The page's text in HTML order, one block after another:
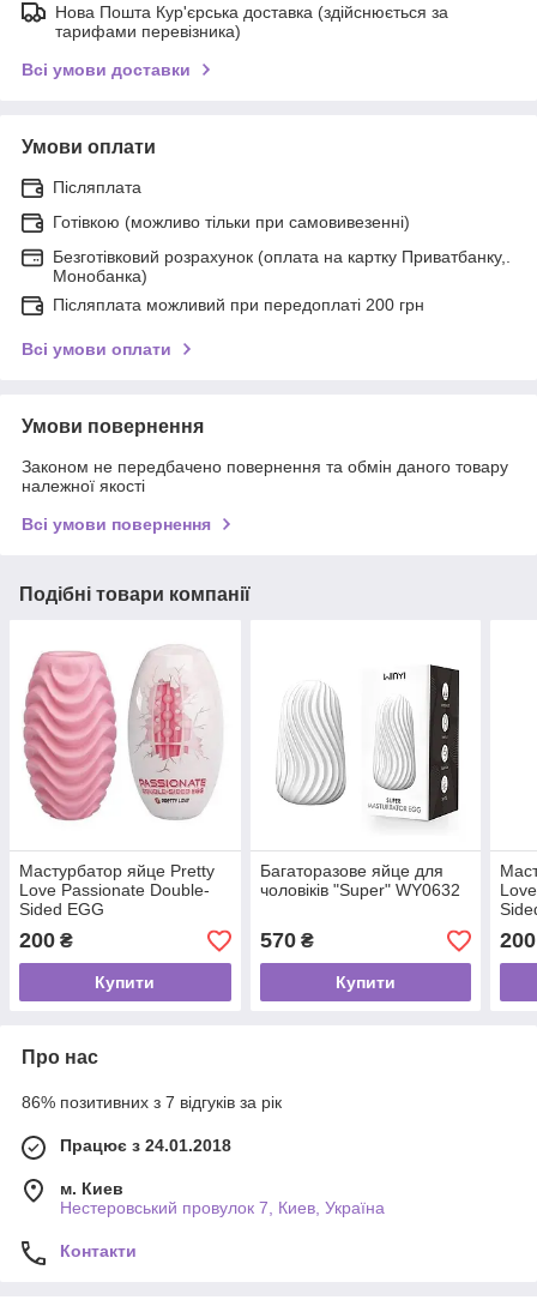
Нова Пошта Кур'єрська доставка (здійснюється за
тарифами перевізника)
Всі умови доставки
Умови оплати
Післяплата
Готівкою (можливо тільки при самовивезенні)
Безготівковий розрахунок (оплата на картку Приватбанку,.
Монобанка)
Післяплата можливий при передоплаті 200 грн
Всі умови оплати
Умови повернення
Законом не передбачено повернення та обмін даного товару
належної якості
Всі умови повернення
Подібні товари компанії
Мастурбатор яйце Pretty
Love Passionate Double-
Sided EGG
200 ₴
Купити
Багаторазове яйце для
чоловіків "Super" WY0632
570₴
Купити
200
Про нас
86% позитивних з 7 відгуків за рік
Працює з 24.01.2018
м. Киев
Нестеровський провулок 7, Киев, Україна
Контакти